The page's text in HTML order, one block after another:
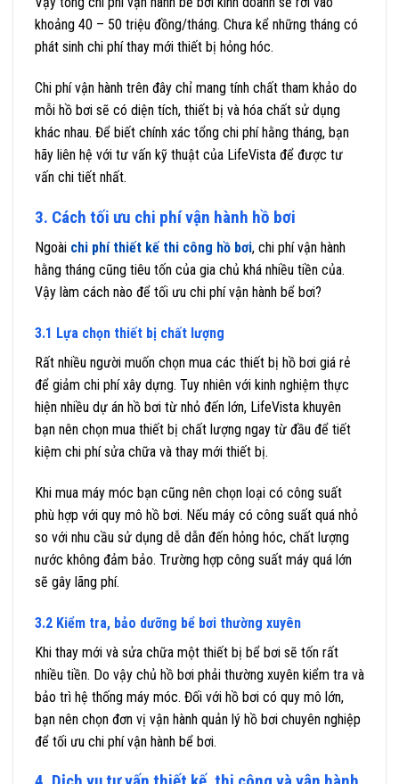
khoảng 40 – 50 triệu đồng/tháng. Chưa kể những tháng có
phát sinh chi phí thay mới thiết bị hỏng hóc.
Chi phí vận hành trên đây chỉ mang tính chất tham khảo do
mỗi hồ bơi sẽ có diện tích, thiết bị và hóa chất sử dụng
khác nhau. Để biết chính xác tổng chi phí hằng tháng, bạn
hãy liên hệ với tư vấn kỹ thuật của LifeVista để được tư
vấn chi tiết nhất.
3. Cách tối ưu chi phí vận hành hồ bơi
Ngoài chi phí thiết kế thi công hồ bơi, chi phí vận hành
hằng tháng cũng tiêu tốn của gia chủ khá nhiều tiền của.
Vậy làm cách nào để tối ưu chi phí vận hành bể bơi?
3.1 Lựa chọn thiết bị chất lượng
Rất nhiều người muốn chọn mua các thiết bị hồ bơi giá rẻ
để giảm chi phí xây dựng. Tuy nhiên với kinh nghiệm thực
hiện nhiều dự án hồ bơi từ nhỏ đến lớn, LifeVista khuyên
bạn nên chọn mua thiết bị chất lượng ngay từ đầu để tiết
kiệm chi phí sửa chữa và thay mới thiết bị.
Khi mua máy móc bạn cũng nên chọn loại có công suất
phù hợp với quy mô hồ bơi. Nếu máy có công suất quá nhỏ
so với nhu cầu sử dụng dễ dẫn đến hỏng hóc, chất lượng
nước không đảm bảo. Trường hợp công suất máy quá lớn
sẽ gây lãng phí.
3.2 Kiểm tra, bảo dưỡng bể bơi thường xuyên
Khi thay mới và sửa chữa một thiết bị bể bơi sẽ tốn rất
nhiều tiền. Do vậy chủ hồ bơi phải thường xuyên kiểm tra và
bảo trì hệ thống máy móc. Đối với hồ bơi có quy mô lớn,
bạn nên chọn đơn vị vận hành quản lý hồ bơi chuyên nghiệp
để tối ưu chi phí vận hành bể bơi.